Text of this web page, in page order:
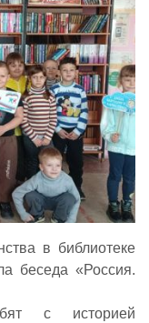
в библиотеке
беседа «Россия.
с историей